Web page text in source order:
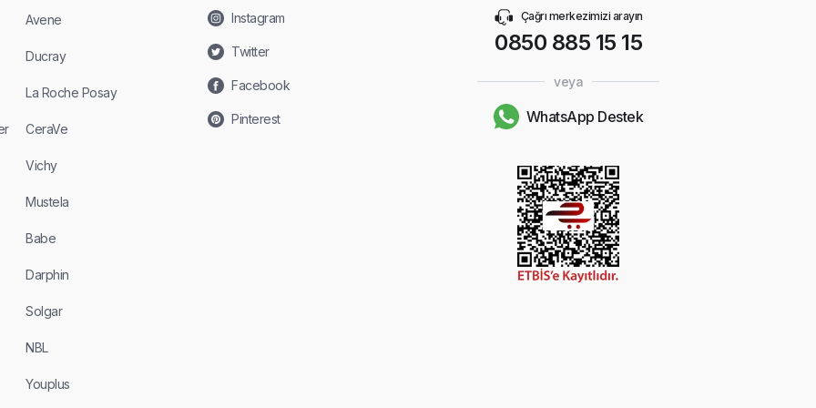
Avene
Ducray
La Roche Posay
CeraVe
Vichy
Mustela
Babe
Darphin
Solgar
NBL
Youplus
Instagram
Twitter
Facebook
Pinterest
Çağrı merkezimizi arayın
0850 885 15 15
veya
WhatsApp Destek